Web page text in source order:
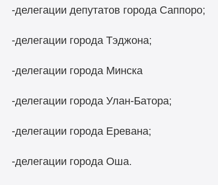
-делегации депутатов города Саппоро;
-делегации города Тэджона;
-делегации города Минска
-делегации города Улан-Батора;
-делегации города Еревана;
-делегации города Оша.